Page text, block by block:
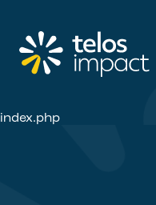
index.php